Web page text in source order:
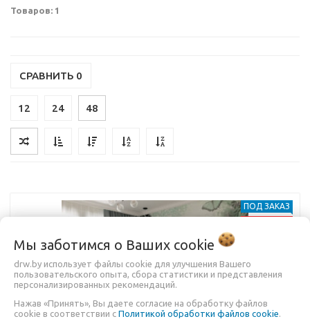
Товаров: 1
СРАВНИТЬ 0
12 24 48
Previous
ПОД ЗАКАЗ
Мы заботимся о Ваших cookie
drw.by использует файлы cookie для улучшения Вашего
пользовательского опыта, сбора статистики и представления
персонализированных рекомендаций.
Нажав «Принять», Вы даете согласие на обработку файлов
cookie в соответствии с Политикой обработки файлов cookie.